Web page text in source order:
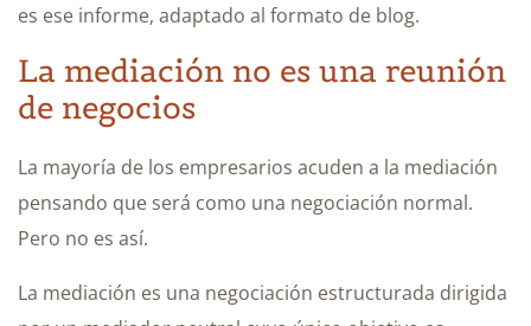
es ese informe, adaptado al formato de blog.
La mediación no es una reunión
de negocios
La mayoría de los empresarios acuden a la mediación
pensando que será como una negociación normal.
Pero no es así.
La mediación es una negociación estructurada dirigida